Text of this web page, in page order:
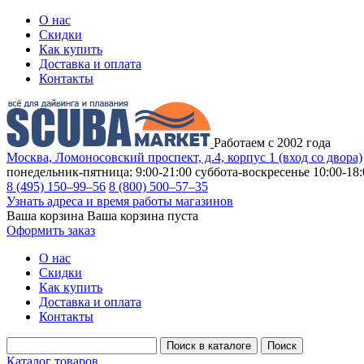
О нас
Скидки
Как купить
Доставка и оплата
Контакты
Работаем с 2002 года
Москва, Ломоносовский проспект, д.4, корпус 1 (вход со двора)
понедельник-пятница: 9:00-21:00 суббота-воскресенье 10:00-
8 (495) 150–99–56 8 (800) 500–57–35
Узнать адреса и время работы магазинов
Ваша корзина Ваша корзина пуста
Оформить заказ
О нас
Скидки
Как купить
Доставка и оплата
Контакты
Каталог товаров